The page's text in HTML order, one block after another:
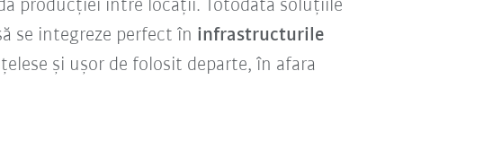
producției între locații. Totodată soluțiile
se integreze perfect în infrastructurile
și ușor de folosit departe, în afara